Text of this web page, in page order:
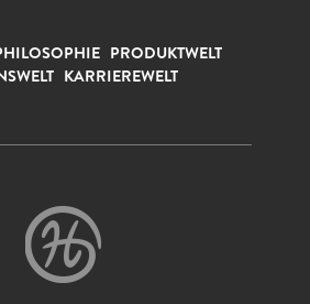
PRODUKTWELT
KARRIEREWELT